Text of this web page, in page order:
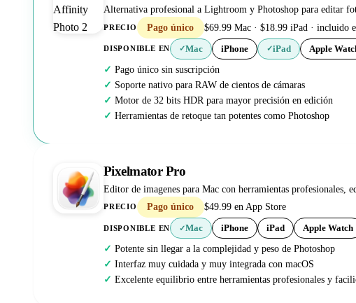
Alternativa profesional a Lightroom y Photoshop para editar
PRECIO Pago único $69.99 Mac · $18.99 iPad · incluido
DISPONIBLE EN ✓Mac iPhone ✓iPad Apple
Pago único sin suscripción
Soporte nativo para RAW de cientos de cámaras
Motor de 32 bits HDR para mayor precisión en edición
Herramientas de retoque tan potentes como Photoshop
Pixelmator Pro
Editor de imagenes para Mac con herramientas profesionales,
PRECIO Pago único $49.99 en App Store
DISPONIBLE EN ✓Mac iPhone iPad Apple Watch
Potente sin llegar a la complejidad y peso de Photoshop
Interfaz muy cuidada y muy integrada con macOS
Excelente equilibrio entre herramientas profesionales y